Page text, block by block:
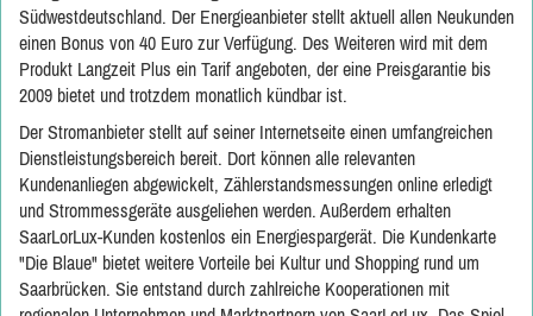
Südwestdeutschland. Der Energieanbieter stellt aktuell allen Neukunden
einen Bonus von 40 Euro zur Verfügung. Des Weiteren wird mit dem
Produkt Langzeit Plus ein Tarif angeboten, der eine Preisgarantie bis
2009 bietet und trotzdem monatlich kündbar ist.
Der Stromanbieter stellt auf seiner Internetseite einen umfangreichen
Dienstleistungsbereich bereit. Dort können alle relevanten
Kundenanliegen abgewickelt, Zählerstandsmessungen online erledigt
und Strommessgeräte ausgeliehen werden. Außerdem erhalten
SaarLorLux-Kunden kostenlos ein Energiespargerät. Die Kundenkarte
"Die Blaue" bietet weitere Vorteile bei Kultur und Shopping rund um
Saarbrücken. Sie entstand durch zahlreiche Kooperationen mit